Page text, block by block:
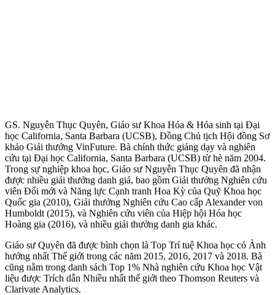
GS. Nguyễn Thục Quyên, Giáo sư Khoa Hóa & Hóa sinh tại Đại
học California, Santa Barbara (UCSB), Đồng Chủ tịch Hội đồng Sơ
khảo Giải thưởng VinFuture. Bà chính thức giảng dạy và nghiên
cứu tại Đại học California, Santa Barbara (UCSB) từ hè năm 2004.
Trong sự nghiệp khoa học, Giáo sư Nguyễn Thục Quyên đã nhận
được nhiều giải thưởng danh giá, bao gồm Giải thưởng Nghiên cứu
viên Đổi mới và Năng lực Cạnh tranh Hoa Kỳ của Quỹ Khoa học
Quốc gia (2010), Giải thưởng Nghiên cứu Cao cấp Alexander von
Humboldt (2015), và Nghiên cứu viên của Hiệp hội Hóa học
Hoàng gia (2016), và nhiều giải thưởng danh gia khác.
Giáo sư Quyên đã được bình chọn là Top Trí tuệ Khoa học có Ảnh
hưởng nhất Thế giới trong các năm 2015, 2016, 2017 và 2018. Bà
cũng nằm trong danh sách Top 1% Nhà nghiên cứu Khoa học Vật
liệu được Trích dẫn Nhiều nhất thế giới theo Thomson Reuters và
Clarivate Analytics.